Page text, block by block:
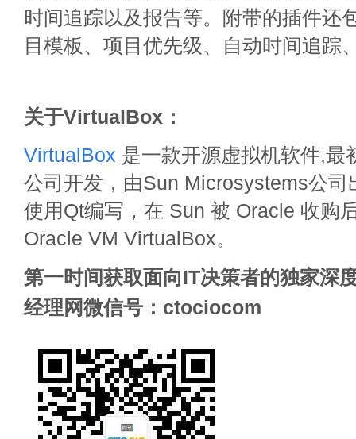
时间追踪以及报告等。附带的插件还
目模板、项目优先级、自动时间追踪
关于VirtualBox：
VirtualBox 是一款开源虚拟机软件,最
公司开发，由Sun Microsystems公司
使用Qt编写，在 Sun 被 Oracle 收购
Oracle VM VirtualBox。
第一时间获取面向IT决策者的独家深
经理网微信号：ctociocom